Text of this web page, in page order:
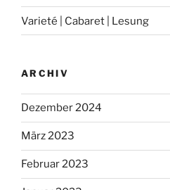
Varieté | Cabaret | Lesung
ARCHIV
Dezember 2024
März 2023
Februar 2023